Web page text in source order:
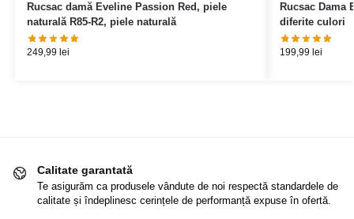
Rucsac damă Eveline Passion Red, piele
naturală R85-R2, piele naturală
249,99 lei
Rucsac Dama
diferite culori
199,99 lei
Calitate garantată
Te asigurăm ca produsele vândute de noi respectă standardele de
calitate și îndeplinesc cerințele de performanță expuse în ofertă.